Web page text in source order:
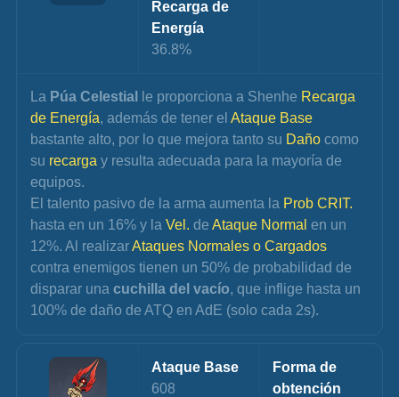
Recarga de
Energía
36.8%
La Púa Celestial le proporciona a Shenhe Recarga
de Energía, además de tener el Ataque Base
bastante alto, por lo que mejora tanto su Daño como
su recarga y resulta adecuada para la mayoría de
equipos.
El talento pasivo de la arma aumenta la Prob CRIT.
hasta en un 16% y la Vel. de Ataque Normal en un
12%. Al realizar Ataques Normales o Cargados
contra enemigos tienen un 50% de probabilidad de
disparar una cuchilla del vacío, que inflige hasta un
100% de daño de ATQ en AdE (solo cada 2s).
Ataque Base
608
Forma de
obtención